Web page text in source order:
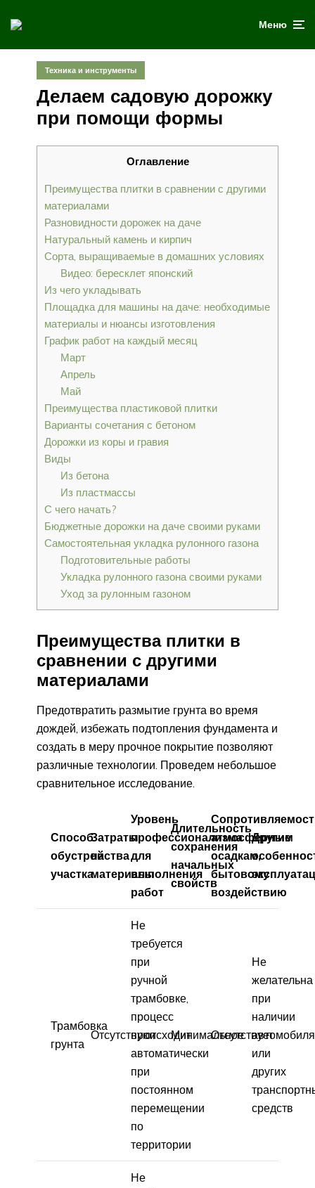
Меню
Техника и инструменты
Делаем садовую дорожку
при помощи формы
Оглавление
Преимущества плитки в сравнении с другими
материалами
Разновидности дорожек на даче
Натуральный камень и кирпич
Сорта, выращиваемые в домашних условиях
Видео: бересклет японский
Из чего укладывать
Площадка для машины на даче: необходимые
материалы и нюансы изготовления
График работ на каждый месяц
Март
Апрель
Май
Преимущества пластиковой плитки
Варианты сочетания с бетоном
До­рож­ки из ко­ры и гра­вия
Виды
Из бетона
Из пластмассы
С чего начать?
Бюджетные дорожки на даче своими руками
Самостоятельная укладка рулонного газона
Подготовительные работы
Укладка рулонного газона своими руками
Уход за рулонным газоном
Преимущества плитки в
сравнении с другими
материалами
Предотвратить размытие грунта во время
дождей, избежать подтопления фундамента и
создать в меру прочное покрытие позволяют
различные технологии. Проведем небольшое
сравнительное исследование.
Способ
обустройства
участка
Затраты
на
материалы
Уровень
профессионализма
для
выполнения
работ
Длительность
сохранения
начальных
свойств
атмосферным
осадкам,
бытовому
воздействию
Другие
Трамбовка
грунта
Отсутствуют
Не
требуется
при
ручной
трамбовке,
процесс
происходит
автоматически
при
постоянном
перемещении
по
территории
Минимальное
Отсутствует
Не
желательна
при
наличии
автомобиля
или
других
средств
Не